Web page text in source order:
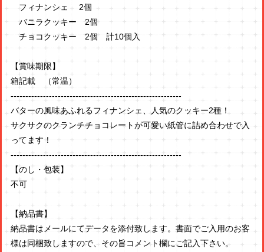
フィナンシェ 2個
バニラクッキー 2個
チョコクッキー 2個 計10個入
【賞味期限】
箱記載 （常温）
----------------------------------------------------------
バターの風味あふれるフィナンシェ、人気のクッキー2種！
サクサクのクランチチョコレートが可愛い紙管に詰め合わせで入
ってます！
----------------------------------------------------------
【のし・包装】
不可
【納品書】
納品書はメールにてデータを添付致します。書面でご入用のお客
様は同梱致しますので、その旨コメント欄にご記入下さい。